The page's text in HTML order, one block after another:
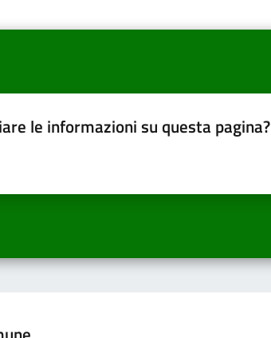
le informazioni su questa pagina?